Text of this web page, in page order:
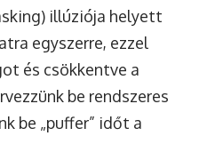
illúziója helyett
egyszerre, ezzel
és csökkentve a
be rendszeres
be „puffer” időt a